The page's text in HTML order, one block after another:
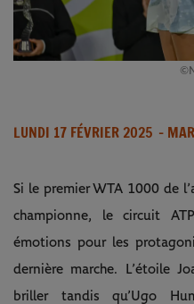
LUNDI 17 FÉVRIER 2025 -
Si le premier WTA 1000 de
championne, le circuit
émotions pour les
dernière marche. L’étoile
briller tandis qu’Ugo